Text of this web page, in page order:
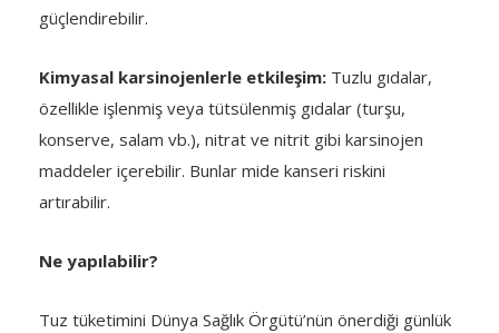
güçlendirebilir.
Kimyasal karsinojenlerle etkileşim: Tuzlu gıdalar,
özellikle işlenmiş veya tütsülenmiş gıdalar (turşu,
konserve, salam vb.), nitrat ve nitrit gibi karsinojen
maddeler içerebilir. Bunlar mide kanseri riskini
artırabilir.
Ne yapılabilir?
Tuz tüketimini Dünya Sağlık Örgütü’nün önerdiği günlük